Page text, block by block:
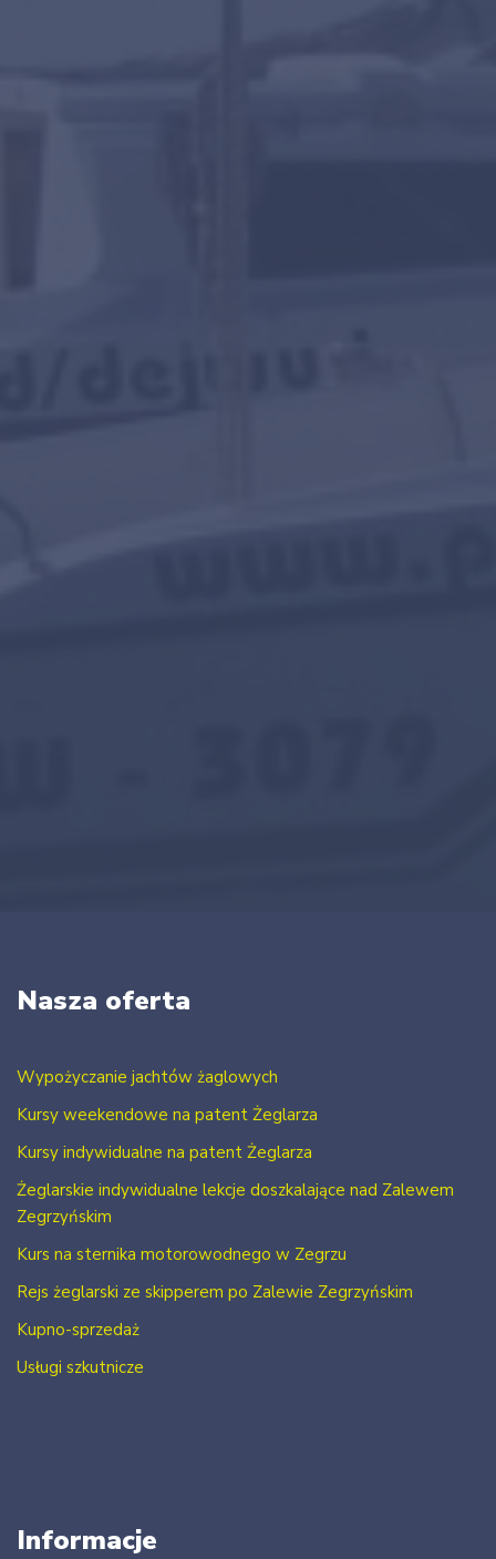
Nasza oferta
Wypożyczanie jachtów żaglowych
Kursy weekendowe na patent Żeglarza
Kursy indywidualne na patent Żeglarza
Żeglarskie indywidualne lekcje doszkalające nad Zalewem
Zegrzyńskim
Kurs na sternika motorowodnego w Zegrzu
Rejs żeglarski ze skipperem po Zalewie Zegrzyńskim
Kupno-sprzedaż
Usługi szkutnicze
Informacje